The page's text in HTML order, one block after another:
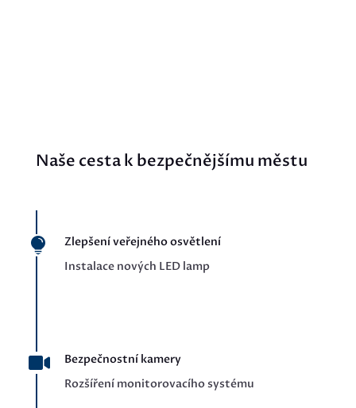
Naše cesta k bezpečnějšímu městu

Zlepšení veřejného osvětlení
Instalace nových LED lamp

Bezpečnostní kamery
Rozšíření monitorovacího systému